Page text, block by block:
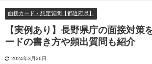
面接カード・想定質問【都道府県】
【実例あり】長野県庁の面接対策
ードの書き方や頻出質問も紹介
2024年3月26日